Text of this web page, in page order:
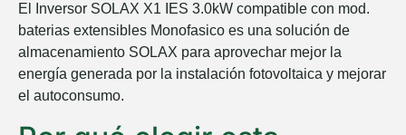
El
Inversor SOLAX X1 IES 3.0kW compatible con mod.
baterias extensibles Monofasico es una solución de
almacenamiento SOLAX para aprovechar mejor la
energía generada por la instalación fotovoltaica y mejorar
el autoconsumo.